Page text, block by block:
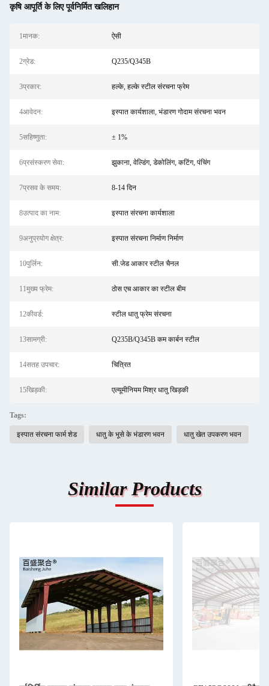
कृषि आपूर्ति के लिए पूर्वनिर्मित खलिहान
1मानक: ऐसी
2ग्रेड: Q235/Q345B
3प्रकार: हल्के, हल्के स्टील संरचना फ्रेम
4आवेदन: इस्पात कार्यशाला, भंडारण गोदाम संरचना भवन
5सहिष्णुता: ± 1%
6प्रसंस्करण सेवा: झुकाना, वेल्डिंग, डेकोलिंग, कटिंग, पंचिंग
7प्रसव के समय: 8-14 दिन
8उत्पाद का नाम: इस्पात संरचना कार्यशाला
9अनुप्रयोग क्षेत्र: इस्पात संरचना निर्माण निर्माण
10पुर्लिन: सी.जेड आकार स्टील चैनल
11मुख्य फ्रेम: ठोस एच आकार का स्टील बीम
12कीवर्ड: स्टील धातु फ्रेम संरचना
13सामग्री: Q235B/Q345B कम कार्बन स्टील
14सतह उपचार: चित्रित
15खिड़की: एल्यूमीनियम मिश्र धातु खिड़की
Tags:
इस्पात संरचना फार्म शेड धातु के भूसे के भंडारण भवन धातु खेत उपकरण भवन
Similar Products